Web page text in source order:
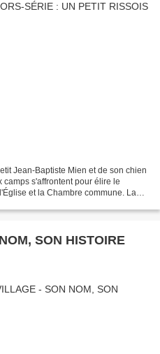
Jean-Baptiste Mien et de son chien
s'affrontent pour élire le
et la Chambre commune. La
SON HISTOIRE